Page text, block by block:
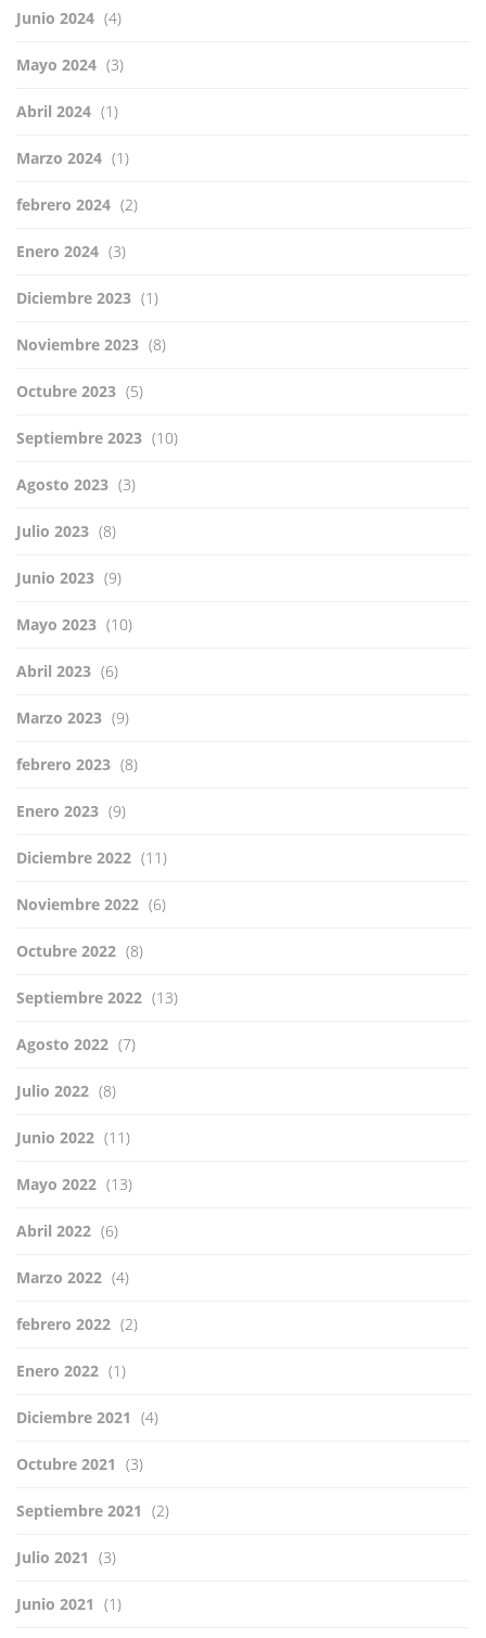
Junio 2024 (4)
Mayo 2024 (3)
Abril 2024 (1)
Marzo 2024 (1)
febrero 2024 (2)
Enero 2024 (3)
Diciembre 2023 (1)
Noviembre 2023 (8)
Octubre 2023 (5)
Septiembre 2023 (10)
Agosto 2023 (3)
Julio 2023 (8)
Junio 2023 (9)
Mayo 2023 (10)
Abril 2023 (6)
Marzo 2023 (9)
febrero 2023 (8)
Enero 2023 (9)
Diciembre 2022 (11)
Noviembre 2022 (6)
Octubre 2022 (8)
Septiembre 2022 (13)
Agosto 2022 (7)
Julio 2022 (8)
Junio 2022 (11)
Mayo 2022 (13)
Abril 2022 (6)
Marzo 2022 (4)
febrero 2022 (2)
Enero 2022 (1)
Diciembre 2021 (4)
Octubre 2021 (3)
Septiembre 2021 (2)
Julio 2021 (3)
Junio 2021 (1)